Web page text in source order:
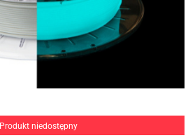
Produkt niedostępny